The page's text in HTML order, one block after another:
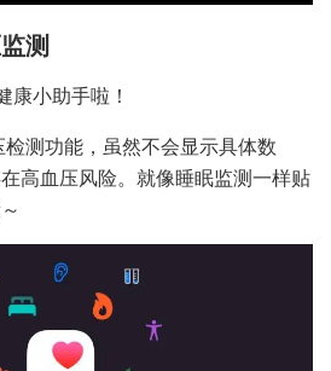
测
康小助手啦！
测功能，虽然不会显示具体数
高血压风险。就像睡眠监测一样贴